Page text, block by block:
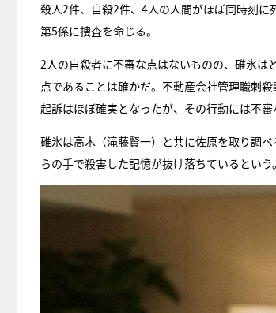
殺人2件、自殺2件、4人の人間がほぼ同時刻
第5係に捜査を命じる。
2人の自殺者に不審な点はないものの、碓氷は
点であることは確かだ。不動産会社管理職刺
起訴はほぼ確実となったが、その行動には不審
碓氷は高木（滝藤賢一）と共に佐原を取り調
らの手で殺害した記憶が抜け落ちているとい